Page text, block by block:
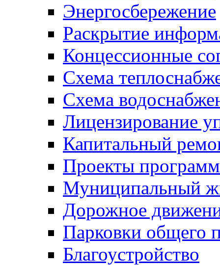
Энергосбережение
Раскрытие
Концессионные
Схема
Схема
Лицензирование
Капитальный
Проекты программ
Муниципальный
Дорожное
Парковки общего
Благоустройство